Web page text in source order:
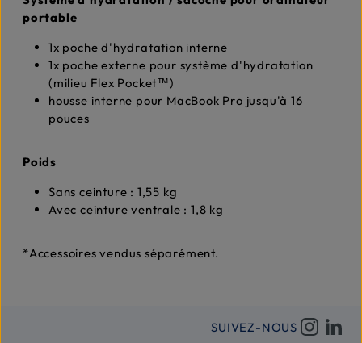
portable
1x poche d'hydratation interne
1x poche externe pour système d'hydratation
(milieu Flex Pocket™)
housse interne pour MacBook Pro jusqu'à 16
pouces
Poids
Sans ceinture : 1,55 kg
Avec ceinture ventrale : 1,8 kg
*Accessoires vendus séparément.
SUIVEZ-NOUS